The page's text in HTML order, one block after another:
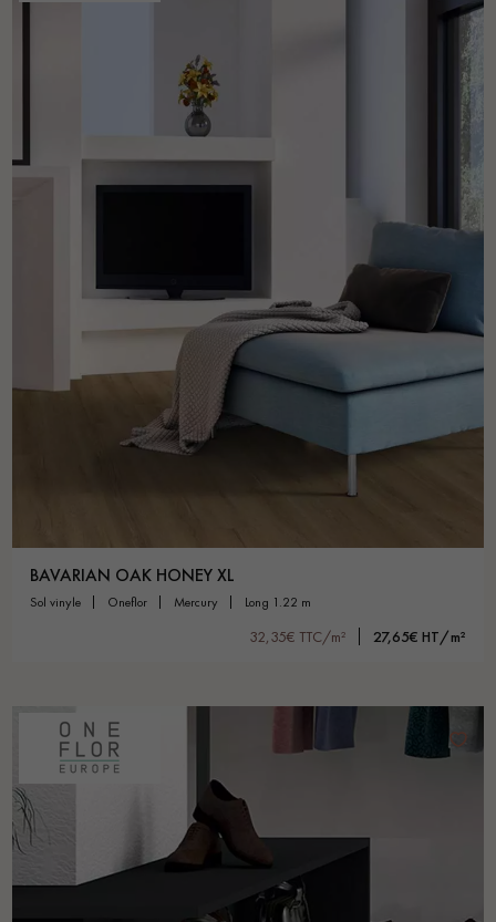
BAVARIAN OAK HONEY XL
sol vinyle oneflor mercury long 1.22 m
32,35€ TTC/m² 27,65€ HT/m²